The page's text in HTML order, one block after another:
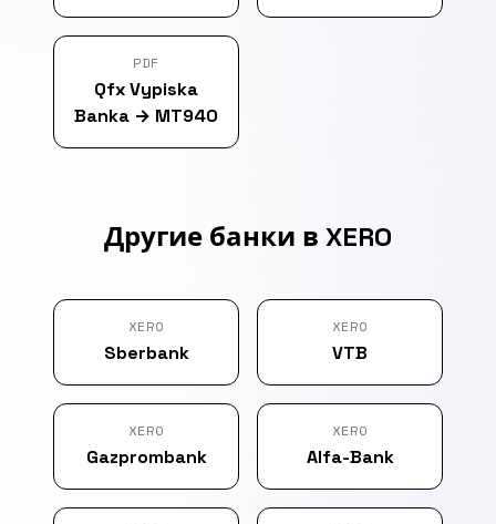
PDF
Qfx Vypiska
Banka → MT940
Другие банки в XERO
XERO
Sberbank
XERO
VTB
XERO
Gazprombank
XERO
Alfa-Bank